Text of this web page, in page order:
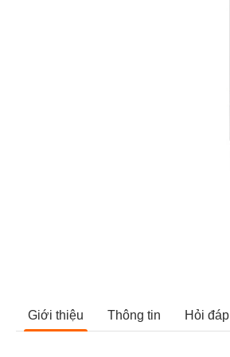
Giới thiệu Thông tin Hỏi đáp